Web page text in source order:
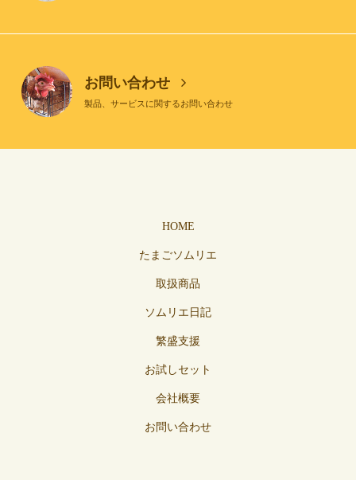
お問い合わせ
製品、サービスに関するお問い合わせ
HOME
たまごソムリエ
取扱商品
ソムリエ日記
繁盛支援
お試しセット
会社概要
お問い合わせ